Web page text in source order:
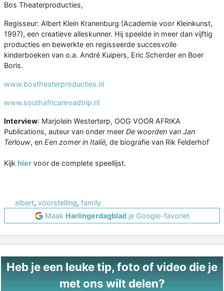
Bos Theaterproducties,
Regisseur: Albert Klein Kranenburg (Academie voor Kleinkunst,
1997), een creatieve alleskunner. Hij speelde in meer dan vijftig
producties en bewerkte en regisseerde succesvolle
kinderboeken van o.a. André Kuipers, Eric Scherder en Boer
Boris.
www.bostheaterproducties.nl
www.southafricanroadtrip.nl
Interview: Marjolein Westerterp, OOG VOOR AFRIKA
Publications, auteur van onder meer De woorden van Jan
Terlouw, en Een zomer in Italië, de biografie van Rik Felderhof
Kijk hier voor de complete speellijst.
albert, voorstelling, family
Maak Harlingerdagbladje Google-favoriet
Heb je een leuke tip, foto of video die je
met ons wilt delen?